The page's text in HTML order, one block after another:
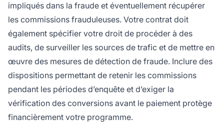
impliqués dans la fraude et éventuellement récupérer
les commissions frauduleuses. Votre contrat doit
également spécifier votre droit de procéder à des
audits, de surveiller les sources de trafic et de mettre en
œuvre des mesures de détection de fraude. Inclure des
dispositions permettant de retenir les commissions
pendant les périodes d’enquête et d’exiger la
vérification des conversions avant le paiement protège
financièrement votre programme.